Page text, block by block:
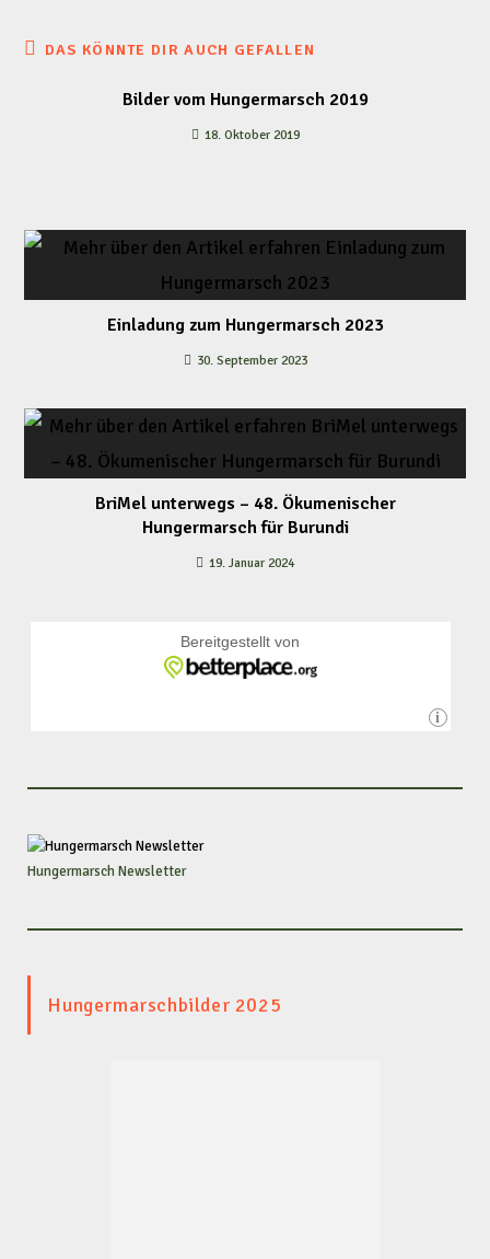
DAS KÖNNTE DIR AUCH GEFALLEN
Bilder vom Hungermarsch 2019
18. Oktober 2019
Einladung zum Hungermarsch 2023
30. September 2023
BriMel unterwegs – 48. Ökumenischer
Hungermarsch für Burundi
19. Januar 2024
Hungermarsch Newsletter
Hungermarschbilder 2025